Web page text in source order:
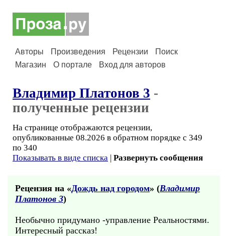
Авторы Произведения Рецензии
Поиск
Магазин
О портале Вход для авторов
Владимир Платонов 3 -
полученные рецензии
На странице отображаются рецензии,
опубликованные 08.2026 в обратном порядке с 349
по 340
Показывать в виде списка | Развернуть сообщения
Рецензия на «Дождь над городом» (Владимир
Платонов 3)
Необычно придумано -управление Реальностями.
Интересный рассказ!